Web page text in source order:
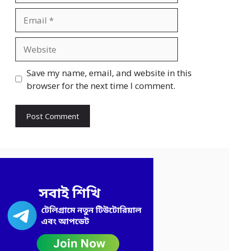
Save my name, email, and website in this
browser for the next time I comment.